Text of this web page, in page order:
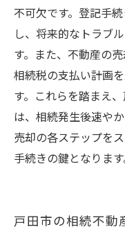
不可欠です。登記手
し、将来的なトラブ
す。また、不動産の
相続税の支払い計画
す。これらを踏まえ
は、相続発生後速や
売却の各ステップを
手続きの鍵となります
戸田市の相続不動